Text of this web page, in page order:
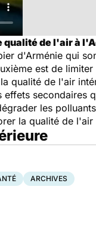
qualité de l'air à
d'Arménie qui
est de
qualité de l'air
secondaires
les
la qualité de
ARCHIVES